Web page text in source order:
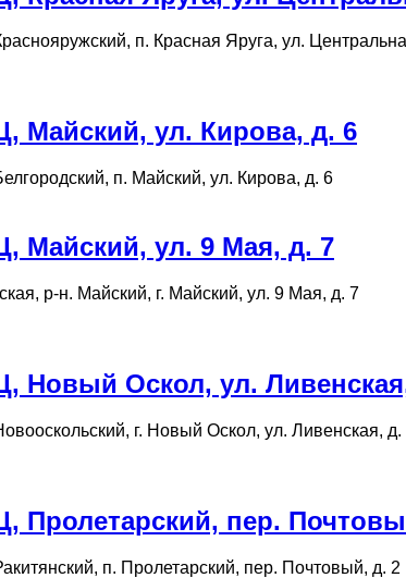
п. Красная Яруга, ул.
Майский, ул. Кирова, д. 6
п. Майский, ул. Кирова, д. 6
Майский, ул. 9 Мая, д. 7
р-н. Майский, г. Майский, ул. 9 Мая, д. 7
Новый Оскол, ул.
г. Новый Оскол, ул. Ливенская, д.
пер.
п. Пролетарский, пер. Почтовый, д. 2